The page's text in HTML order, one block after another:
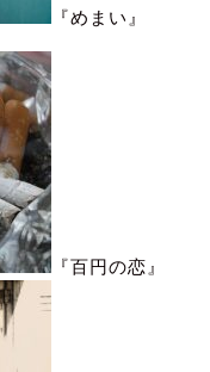
『めまい』
『百円の恋』